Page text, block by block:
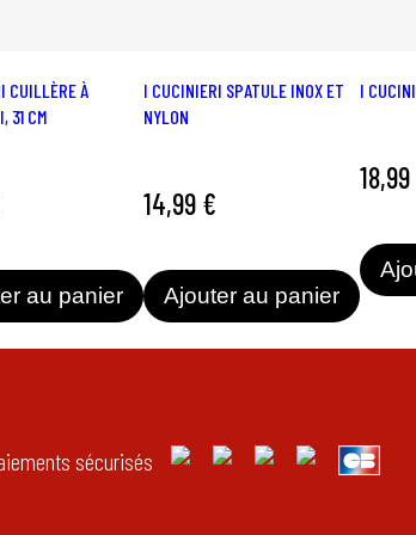
CUILLÈRE À
31 CM
au panier
I CUCINIERI SPATULE INOX ET
NYLON
14,99 €
Ajouter au panier
I
sécurisés